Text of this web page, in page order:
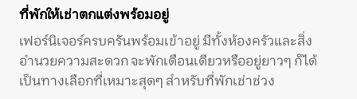
ที่พักให้เช่าตกแต่งพร้อมอยู่
เฟอร์นิเจอร์ครบครันพร้อมเข้าอยู่ มีทั้งห้องครัวและสิ่ง
อำนวยความสะดวก จะพักเดือนเดียวหรืออยู่ยาวๆ ก็ได้
เป็นทางเลือกที่เหมาะสุดๆ สำหรับที่พักเช่าช่วง